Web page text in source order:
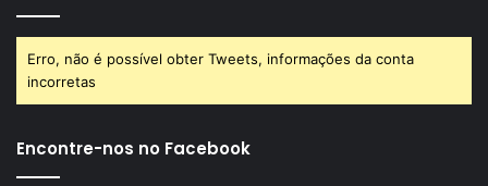
Erro, não é possível obter Tweets, informações da conta
incorretas
Encontre-nos no Facebook